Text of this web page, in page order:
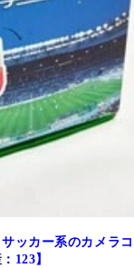
ッカー系のカメラコ
123】